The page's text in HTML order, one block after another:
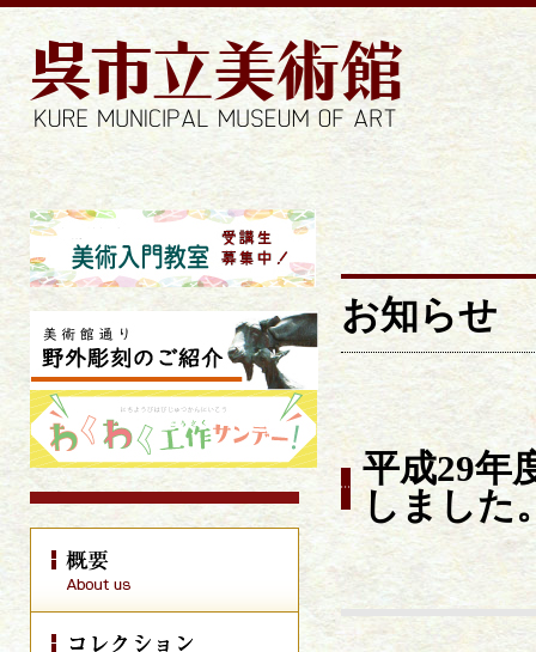
お知らせ | 近
お知らせ
平成29年
しました